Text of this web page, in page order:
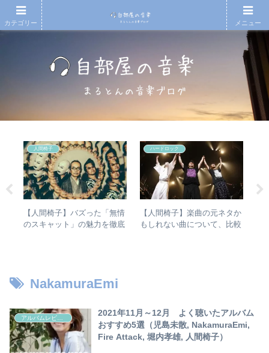
人間椅子
【人間椅子】バズった「無情
のスキャット」の魅力を徹底
ハードロック
【人間椅子】楽曲の元ネタか
もしれない曲について、比較
NakamuraEmi
アルバムレビュー
2021年11月～12月 よく聴いたアルバム
おすすめ5選（児島未散, NakamuraEmi,
Fire Attack, 堀内孝雄, 人間椅子）
カテゴリー メニュー